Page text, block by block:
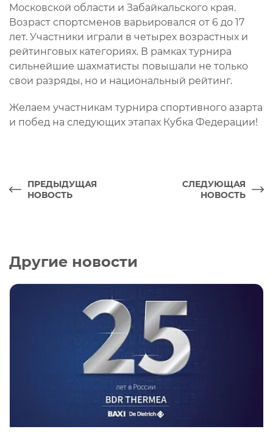
Московской области и Забайкальского края.
Возраст спортсменов варьировался от 6 до 17
лет. Участники играли в четырех возрастных и
рейтинговых категориях. В рамках турнира
сильнейшие шахматисты повышали не только
свои разряды, но и национальный рейтинг.
Желаем участникам турнира спортивного азарта
и побед на следующих этапах Кубка Федерации!
ПРЕДЫДУЩАЯ
НОВОСТЬ
СЛЕДУЮЩАЯ
НОВОСТЬ
Другие новости